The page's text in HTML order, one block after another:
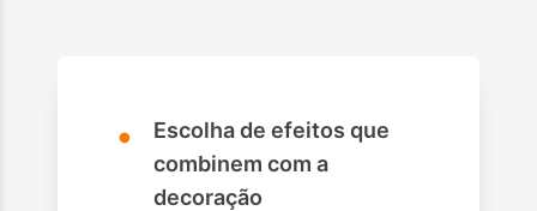
•
Escolha de efeitos que
combinem com a
decoração